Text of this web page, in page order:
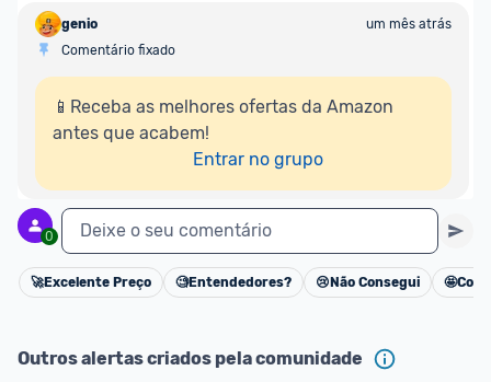
genio
um mês atrás
Comentário fixado
📱Receba as melhores ofertas da Amazon
antes que acabem!
Entrar no grupo
0 Deixe o seu comentário
Cancelar
🚀Excelente Preço 🧐Entendedores? 😢 Não Consegui 🤩
Outros alertas criados pela comunidade